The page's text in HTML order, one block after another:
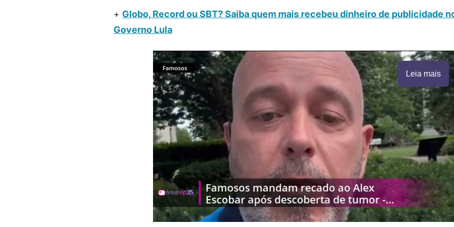
+ Globo, Record ou SBT? Saiba quem mais recebeu dinheiro de publicidade
Governo Lula
Leia mais